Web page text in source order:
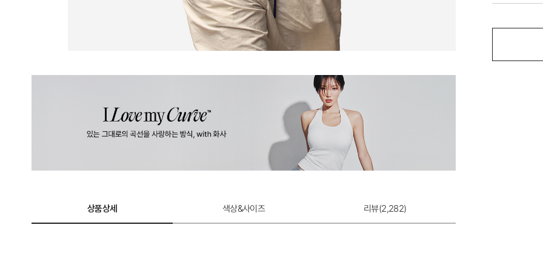
상품상세 색상&사이즈 리뷰(2,282)